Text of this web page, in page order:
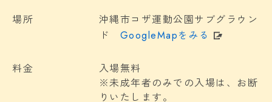
場所
沖縄市コザ運動公園サブグラウン
ド GoogleMapをみる
料金
入場無料
※未成年者のみでの入場は、お断
りいたします。